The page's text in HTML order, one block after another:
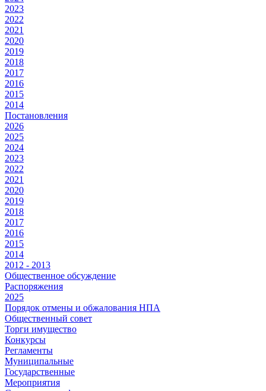
2023
2022
2021
2020
2019
2018
2017
2016
2015
2014
Постановления
2026
2025
2024
2023
2022
2021
2020
2019
2018
2017
2016
2015
2014
2012 - 2013
Общественное обсуждение
Распоряжения
2025
Порядок отмены и обжалования НПА
Общественный совет
Торги имущество
Конкурсы
Регламенты
Муниципальные
Государственные
Мероприятия